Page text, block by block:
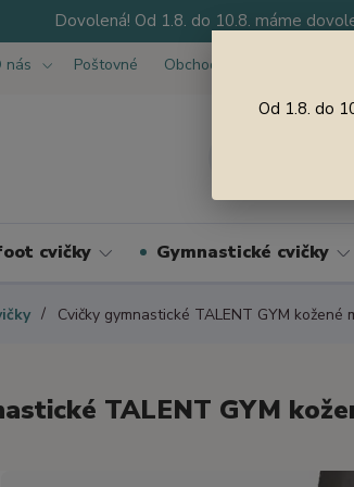
Dovolená! Od 1.8. do 10.8. máme
nás Poštovné Obchodní podmínky
cvičky Gymnastické cvičky
Cvičky gymnastické TALENT GYM
TALENT GYM
Od 1.8. do